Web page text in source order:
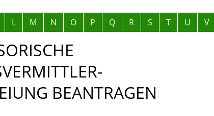
L M N O P Q R S T U V
BEANTRAGEN